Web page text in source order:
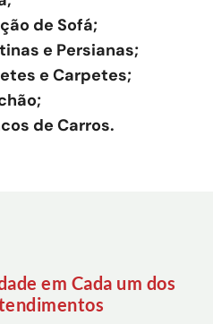
de Sofá;
e Persianas;
e Carpetes;
de Carros.
em Cada um dos